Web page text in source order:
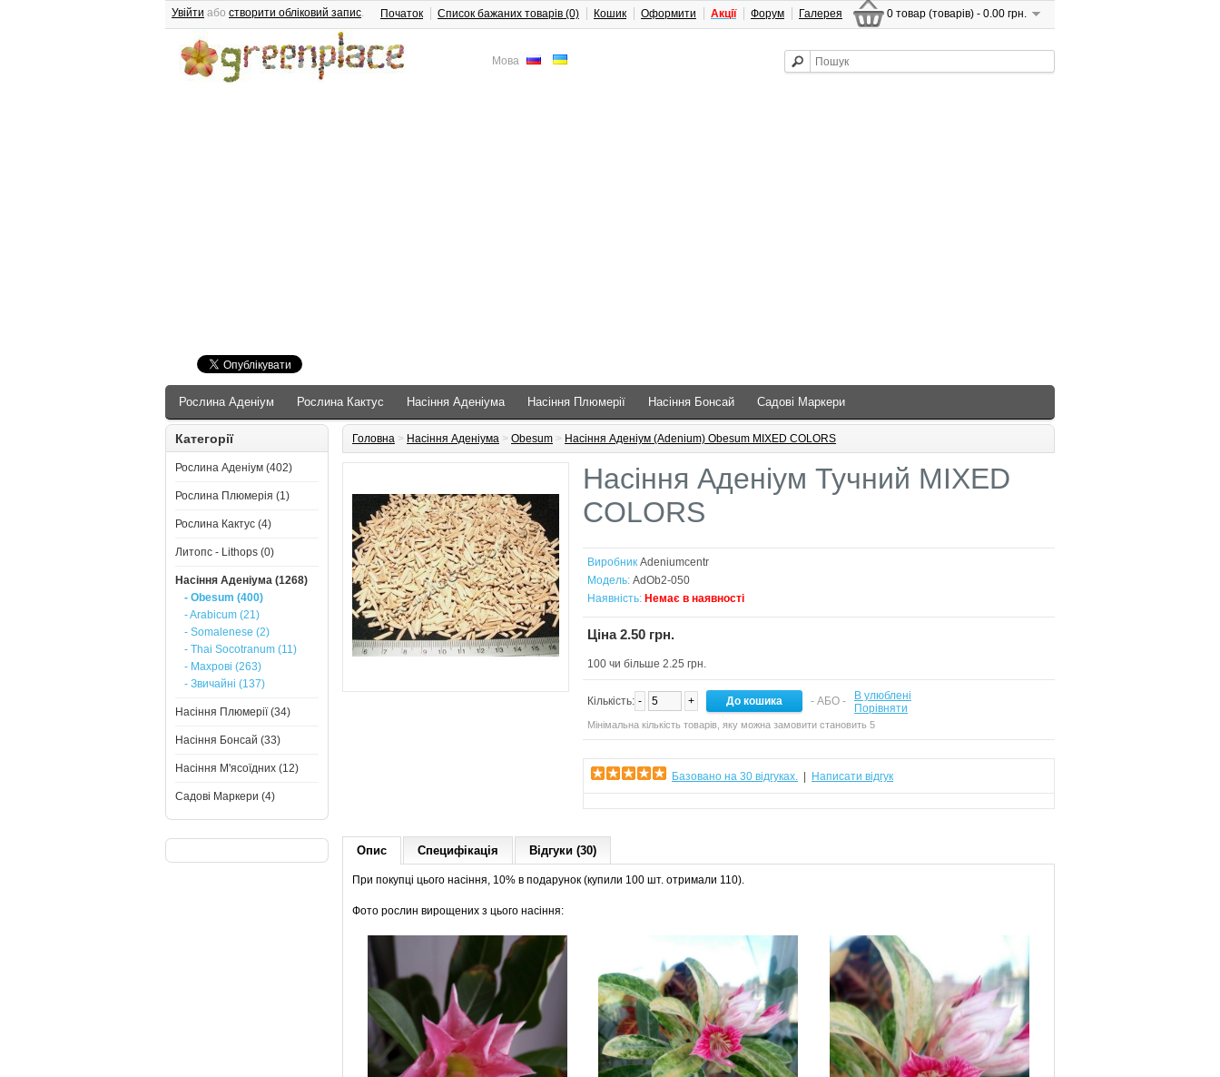
Мова
0 товар (товарів) - 0.00 грн.
Увійти або створити обліковий запис. Початок Список бажаних товарів (0) Кошик Оформити Акції Форум Галерея
Рослина Аденіум Рослина Кактус Насіння Аденіума Насіння Плюмерії Насіння Бонсай Садові Маркери
Категорії
Рослина Аденіум (402)
Рослина Плюмерія (1)
Рослина Кактус (4)
Литопс - Lithops (0)
Насіння Аденіума (1268)
- Obesum (400)
- Arabicum (21)
- Somalenese (2)
- Thai Socotranum (11)
- Махрові (263)
- Звичайні (137)
Насіння Плюмерії (34)
Насіння Бонсай (33)
Насіння М'ясоїдних (12)
Садові Маркери (4)
Головна > Насіння Аденіума > Obesum > Насіння Аденіум (Adenium) Obesum MIXED COLORS
Насіння Аденіум Тучний MIXED
COLORS
Виробник Adeniumcentr
Модель: AdOb2-050
Наявність: Немає в наявності
Ціна 2.50 грн.
100 чи більше 2.25 грн.
Кількість: - + - АБО -
В улюблені
Порівняти
Мінімальна кількість товарів, яку можна замовити становить 5
Базовано на 30 відгуках. Написати відгук
Опис Специфікація Відгуки (30)
При покупці цього насіння, 10% в подарунок (купили 100 шт. отримали 110).
Фото рослин вирощених з цього насіння: